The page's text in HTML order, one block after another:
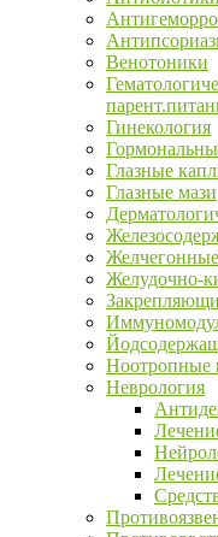
Венотоники
Гинекология
Глазные
Глазные мази
Желчегонные
Желудочно-
Ноотропные
Неврология